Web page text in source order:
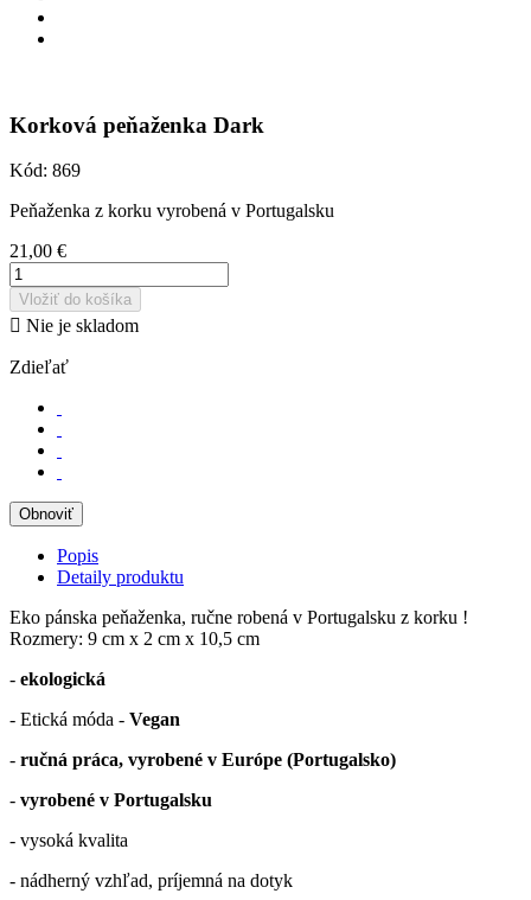
Korková peňaženka Dark
Kód: 869
Peňaženka z korku vyrobená v Portugalsku
21,00 €
Vložiť do košíka
 Nie je skladom
Zdieľať
Popis
Detaily produktu
Eko pánska peňaženka, ručne robená v Portugalsku z korku !
Rozmery: 9 cm x 2 cm x 10,5 cm
- ekologická
- Etická móda - Vegan
- ručná práca, vyrobené v Európe (Portugalsko)
- vyrobené v Portugalsku
- vysoká kvalita
- nádherný vzhľad, príjemná na dotyk